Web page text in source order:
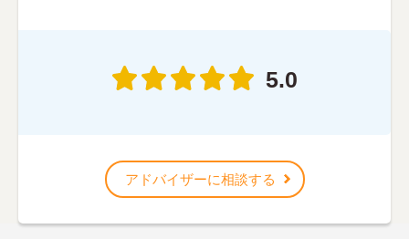
5.0
アドバイザーに相談する